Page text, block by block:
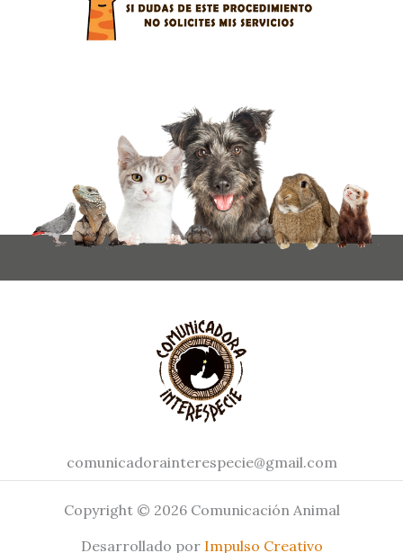
comunicadorainterespecie@gmail.com
Copyright © 2026 Comunicación Animal
Desarrollado por Impulso Creativo